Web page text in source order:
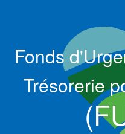
Fonds
Trésorerie